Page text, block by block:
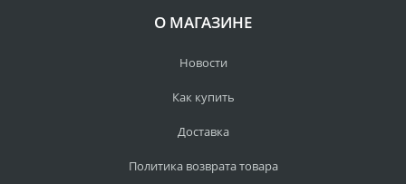
О МАГАЗИНЕ
Новости
Как купить
Доставка
Политика возврата товара